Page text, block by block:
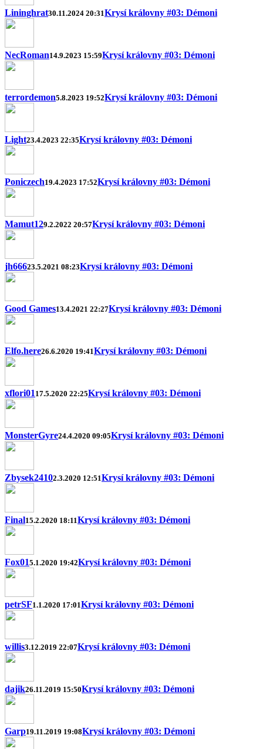
Lininghrat30.11.2024 20:31Krysí královny #03: Démoni
NecRoman14.9.2023 15:59Krysí královny #03: Démoni
terrordemon5.8.2023 19:52Krysí královny #03: Démoni
Light23.4.2023 22:35Krysí královny #03: Démoni
Poniczech19.4.2023 17:52Krysí královny #03: Démoni
Mamut129.2.2022 20:57Krysí královny #03: Démoni
jh66623.5.2021 08:23Krysí královny #03: Démoni
Good Games13.4.2021 22:27Krysí královny #03: Démoni
Elfo.here26.6.2020 19:41Krysí královny #03: Démoni
xflori01 17.5.2020 22:25Krysí královny #03: Démoni
MonsterGyre24.4.2020 09:05Krysí královny #03: Démoni
Zbysek24102.3.2020 12:51Krysí královny #03: Démoni
Final15.2.2020 18:11Krysí královny #03: Démoni
Fox015.1.2020 19:42Krysí královny #03: Démoni
petrSF1.1.2020 17:01Krysí královny #03: Démoni
willis3.12.2019 22:07Krysí královny #03: Démoni
dajik26.11.2019 15:50Krysí královny #03: Démoni
Garp19.11.2019 19:08Krysí královny #03: Démoni